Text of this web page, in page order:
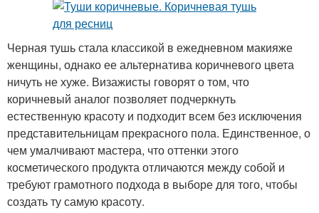
Черная тушь стала классикой в ежедневном макияже
женщины, однако ее альтернатива коричневого цвета
ничуть не хуже. Визажисты говорят о том, что
коричневый аналог позволяет подчеркнуть
естественную красоту и подходит всем без исключения
представительницам прекрасного пола. Единственное, о
чем умалчивают мастера, что оттенки этого
косметического продукта отличаются между собой и
требуют грамотного подхода в выборе для того, чтобы
создать ту самую красоту.